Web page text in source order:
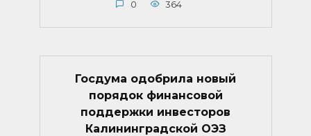
0 364
Госдума одобрила новый
порядок финансовой
поддержки инвесторов
Калининградской ОЭЗ